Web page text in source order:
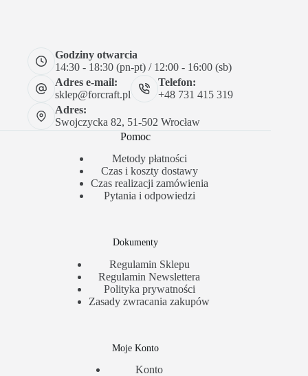
Godziny otwarcia
14:30 - 18:30 (pn-pt) / 12:00 - 16:00 (sb)
Adres e-mail:
sklep@forcraft.pl
Telefon:
+48 731 415 319
Adres:
Swojczycka 82, 51-502 Wrocław
Pomoc
Metody płatności
Czas i koszty dostawy
Czas realizacji zamówienia
Pytania i odpowiedzi
Dokumenty
Regulamin Sklepu
Regulamin Newslettera
Polityka prywatności
Zasady zwracania zakupów
Moje Konto
Konto